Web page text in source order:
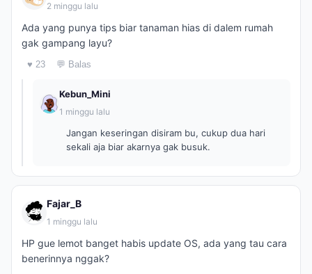
2 minggu lalu
Ada yang punya tips biar tanaman hias di dalem rumah
gak gampang layu?
♥ 23 💬 Balas
Kebun_Mini
1 minggu lalu
Jangan keseringan disiram bu, cukup dua hari
sekali aja biar akarnya gak busuk.
Fajar_B
1 minggu lalu
HP gue lemot banget habis update OS, ada yang tau cara
benerinnya nggak?